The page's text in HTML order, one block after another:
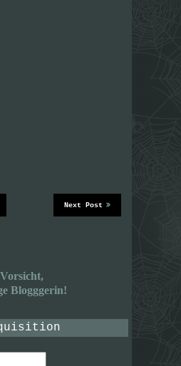
Next Post
Vorsicht,
Blogggerin!